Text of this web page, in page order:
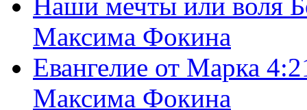
Максима Фокина
Евангелие от Марка
Максима Фокина